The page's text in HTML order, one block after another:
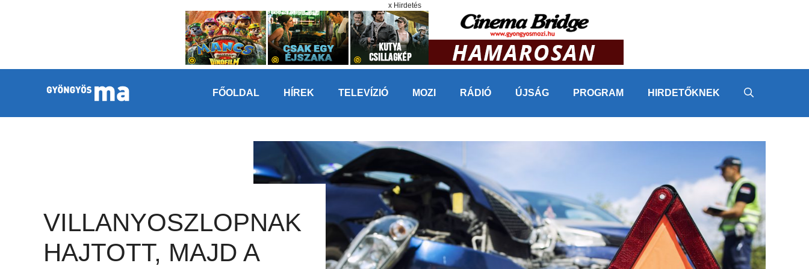
x Hirdetés
FŐOLDAL HÍREK TELEVÍZIÓ MOZI RÁDIÓ ÚJSÁG PROGRAM HIRDETŐKNEK
VILLANYOSZLOPNAK
HAJTOTT, MAJD A